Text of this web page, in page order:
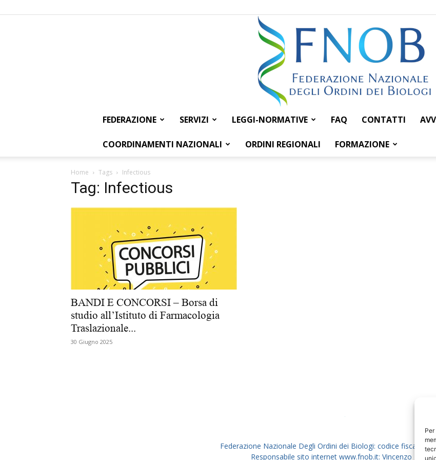
Federazione
FEDERAZIONE SERVIZI LEGGI-NORMATIVE FAQ CONTATTI
COORDINAMENTI NAZIONALI ORDINI REGIONALI FORMAZIONE
Home Tags Infectious
Tag: Infectious
BANDI E CONCORSI – Borsa di
studio all’Istituto di Farmacologia
Traslazionale...
30 Giugno 2025
Federazione Nazionale Degli Ordini dei Biologi: codice fiscale
Responsabile sito internet www.fnob.it: Vincenzo